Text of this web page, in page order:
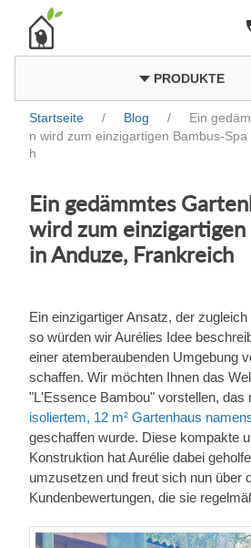
PRODUKTE
Startseite / Blog /
Ein
n wird zum einzigartigen Bambus-
h
Ein gedämmtes
wird zum einzigartigen
in Anduze, Frankreich
Ein einzigartiger Ansatz, der
so würden wir Aurélies Idee
einer atemberaubenden Umgebung
schaffen. Wir möchten Ihnen das
"L'Essence Bambou" vorstellen, das
isoliertem, 12 m² Gartenhaus
geschaffen wurde. Diese kompakte
Konstruktion hat Aurélie dabei
umzusetzen und freut sich nun über
Kundenbewertungen, die sie